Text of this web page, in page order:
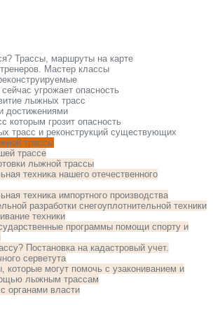
Трассы, маршруты на карте
Мастер классы
угрожает опасность
лыжных трасс
достижениями
которым грозит опасность
трасс и реконструкций существующих
трассы
трассе
лыжной трассы
техника нашего отечественного
техника импортного производства
разработки снегоуплотнительной техники
техники
программы помощи спорту и
Постановка на кадастровый учет.
серветута
которые могут помочь с узакониванием и
лыжным трассам
органами власти